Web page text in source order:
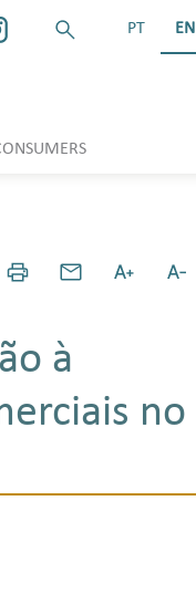
PT EN
à
no